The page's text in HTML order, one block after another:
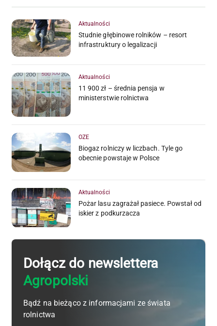
Aktualności
Studnie głębinowe rolników – resort
infrastruktury o legalizacji
Aktualności
11 900 zł – średnia pensja w
ministerstwie rolnictwa
OZE
Biogaz rolniczy w liczbach. Tyle go
obecnie powstaje w Polsce
Aktualności
Pożar lasu zagrażał pasiece. Powstał od
iskier z podkurzacza
Dołącz do newslettera
Agropolski
Bądź na bieżąco z informacjami ze świata
rolnictwa